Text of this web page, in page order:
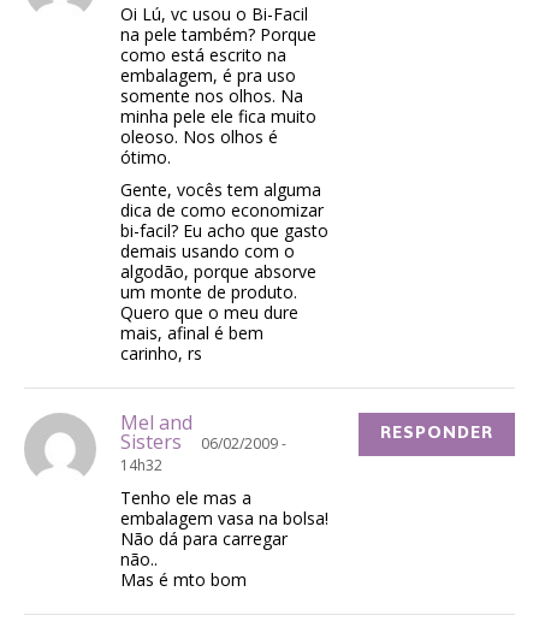
Oi Lú, vc usou o Bi-Facil
na pele também? Porque
como está escrito na
embalagem, é pra uso
somente nos olhos. Na
minha pele ele fica muito
oleoso. Nos olhos é
ótimo.
Gente, vocês tem alguma
dica de como economizar
bi-facil? Eu acho que gasto
demais usando com o
algodão, porque absorve
um monte de produto.
Quero que o meu dure
mais, afinal é bem
carinho, rs
Mel and
Sisters
06/02/2009 -
14h32
Tenho ele mas a
embalagem vasa na bolsa!
Não dá para carregar
não..
Mas é mto bom
RESPONDER